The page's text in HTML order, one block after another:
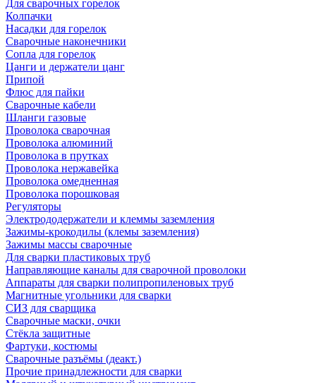
Для сварочных горелок
Колпачки
Насадки для горелок
Сварочные наконечники
Сопла для горелок
Цанги и держатели цанг
Припой
Флюс для пайки
Сварочные кабели
Шланги газовые
Проволока сварочная
Проволока алюминий
Проволока в прутках
Проволока нержавейка
Проволока омедненная
Проволока порошковая
Регуляторы
Электрододержатели и клеммы заземления
Зажимы-крокодилы (клемы заземления)
Зажимы массы сварочные
Для сварки пластиковых труб
Направляющие каналы для сварочной проволоки
Аппараты для сварки полипропиленовых труб
Магнитные угольники для сварки
СИЗ для сварщика
Сварочные маски, очки
Стёкла защитные
Фартуки, костюмы
Сварочные разъёмы (деакт.)
Прочие принадлежности для сварки